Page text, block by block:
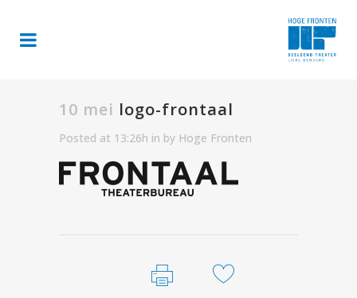
10 mei logo-frontaal
Posted at 13:26h in by Hoge Fronten